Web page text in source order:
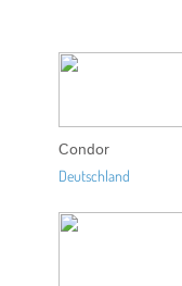
Condor
Deutschland